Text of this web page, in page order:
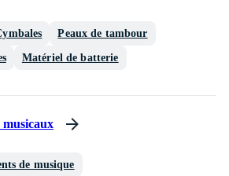
Peaux de tambour
Matériel de batterie
musicaux
de musique